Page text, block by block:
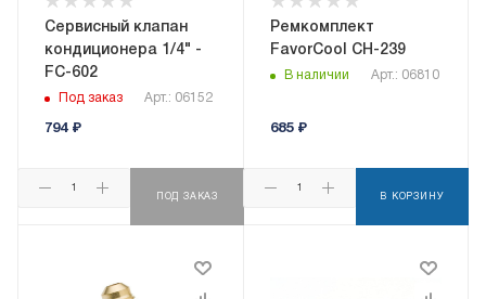
Сервисный клапан
кондиционера 1/4" -
FC-602
Под заказ Арт.: 06152
794₽
ПОД ЗАКАЗ
Ремкомплект
FavorCool CH-239
В наличии Арт.: 06810
685₽
В КОРЗИНУ